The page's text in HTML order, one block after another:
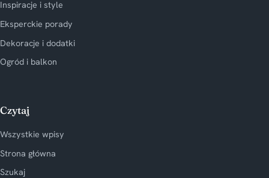
Inspiracje i style
Eksperckie porady
Dekoracje i dodatki
Ogród i balkon
Czytaj
Wszystkie wpisy
Strona główna
Szukaj